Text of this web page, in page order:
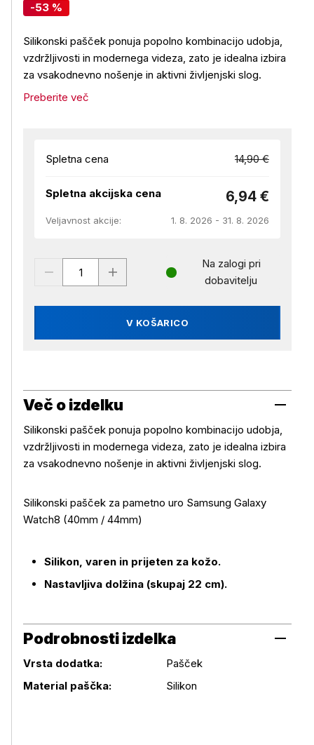
-53 %
Silikonski pašček ponuja popolno kombinacijo udobja,
vzdržljivosti in modernega videza, zato je idealna izbira
za vsakodnevno nošenje in aktivni življenjski slog.
Preberite več
Spletna cena 14,90 €
Spletna akcijska cena 6,94 €
Veljavnost akcije: 1. 8. 2026 - 31. 8. 2026
V KOŠARICO
Na zalogi pri
dobavitelju
Več o izdelku
Več o izdelku
Silikonski pašček ponuja popolno kombinacijo udobja,
vzdržljivosti in modernega videza, zato je idealna izbira
za vsakodnevno nošenje in aktivni življenjski slog.
Silikonski pašček za pametno uro Samsung Galaxy
Watch8 (40mm / 44mm)
Silikon, varen in prijeten za kožo.
Nastavljiva dolžina (skupaj 22 cm).
Podrobnosti izdelka
Vrsta dodatka:
Pašček
Material paščka:
Silikon